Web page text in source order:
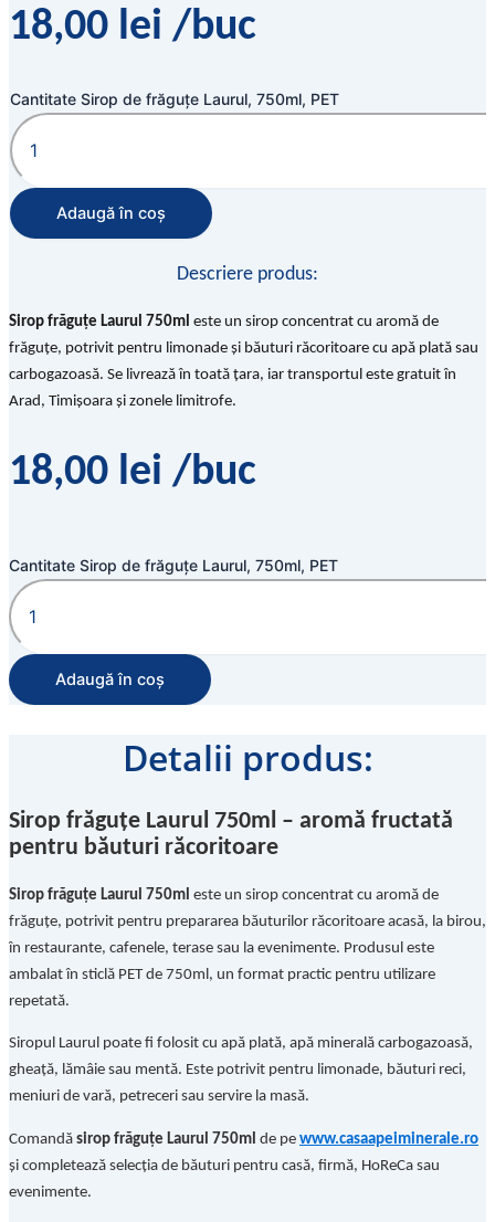
18,00 lei /buc
Cantitate Sirop de frăguțe Laurul, 750ml, PET
Adaugă în coș
Descriere produs:
Sirop frăguțe Laurul 750ml este un sirop concentrat cu aromă de
frăguțe, potrivit pentru limonade și băuturi răcoritoare cu apă plată sau
carbogazoasă. Se livrează în toată țara, iar transportul este gratuit în
Arad, Timișoara și zonele limitrofe.
18,00 lei /buc
Cantitate Sirop de frăguțe Laurul, 750ml, PET
Adaugă în coș
Detalii produs:
Sirop frăguțe Laurul 750ml – aromă fructată
pentru băuturi răcoritoare
Sirop frăguțe Laurul 750ml este un sirop concentrat cu aromă de
frăguțe, potrivit pentru prepararea băuturilor răcoritoare acasă, la birou,
în restaurante, cafenele, terase sau la evenimente. Produsul este
ambalat în sticlă PET de 750ml, un format practic pentru utilizare
repetată.
Siropul Laurul poate fi folosit cu apă plată, apă minerală carbogazoasă,
gheață, lămâie sau mentă. Este potrivit pentru limonade, băuturi reci,
meniuri de vară, petreceri sau servire la masă.
Comandă sirop frăguțe Laurul 750ml de pe www.casaapeiminerale.ro
și completează selecția de băuturi pentru casă, firmă, HoReCa sau
evenimente.